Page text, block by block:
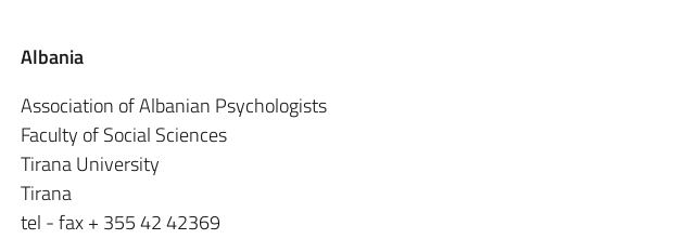
Albania
Association of Albanian Psychologists
Faculty of Social Sciences
Tirana University
Tirana
tel - fax + 355 42 42369